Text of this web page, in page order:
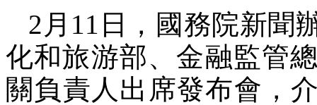
2月11日，國務院新聞
化和旅游部、金融監管
關負責人出席發布會，